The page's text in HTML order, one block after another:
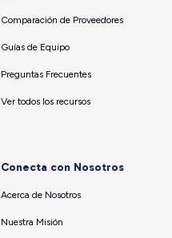
Comparación de Proveedores
Guías de Equipo
Preguntas Frecuentes
Ver todos los recursos
Conecta con Nosotros
Acerca de Nosotros
Nuestra Misión